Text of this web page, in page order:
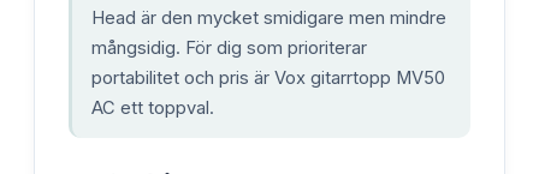
Head är den mycket smidigare men mindre
mångsidig. För dig som prioriterar
portabilitet och pris är Vox gitarrtopp MV50
AC ett toppval.